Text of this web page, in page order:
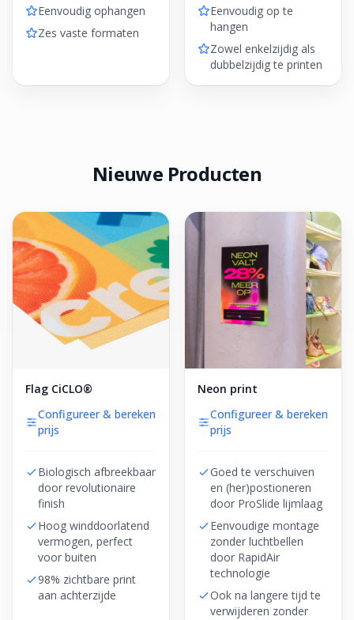
Eenvoudig ophangen
Zes vaste formaten
Eenvoudig op te
hangen
Zowel enkelzijdig als
dubbelzijdig te printen
Nieuwe Producten
Flag CiCLO®
Configureer & bereken
prijs
Biologisch afbreekbaar
door revolutionaire
finish
Hoog winddoorlatend
vermogen, perfect
voor buiten
98% zichtbare print
aan achterzijde
Neon print
Configureer & bereken
prijs
Goed te verschuiven
en (her)postioneren
door ProSlide lijmlaag
Eenvoudige montage
zonder luchtbellen
door RapidAir
technologie
Ook na langere tijd te
verwijderen zonder